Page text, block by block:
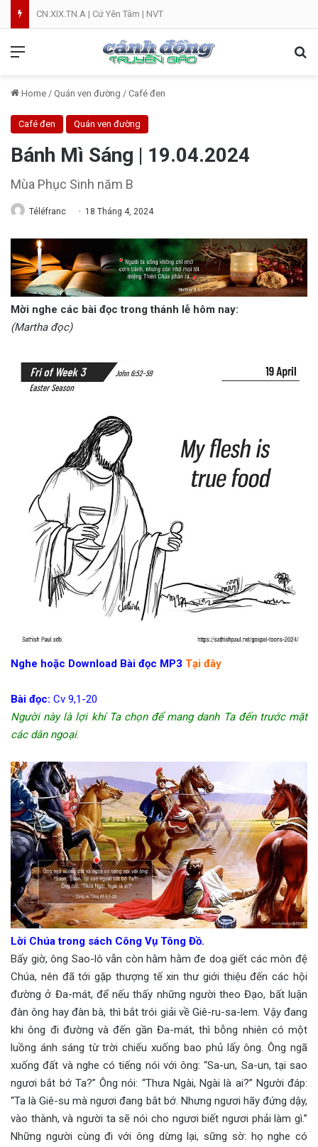
CN.XIX.TN.A | Cứ Yên Tâm | NVT
Home / Quán ven đường / Café đen
Café đen Quán ven đường
Bánh Mì Sáng | 19.04.2024
Mùa Phục Sinh năm B
Téléfranc 18 Tháng 4, 2024
Mời nghe các bài đọc trong thánh lễ hôm nay:
(Martha đọc)
Nghe hoặc Download Bài đọc MP3 Tại đây
Bài đọc: Cv 9,1-20
Người này là lợi khí Ta chọn để mang danh Ta đến trước mặt
các dân ngoại.
Lời Chúa trong sách Công Vụ Tông Đồ.
Bấy giờ, ông Sao-lô vẫn còn hằm hằm đe doạ giết các môn đệ
Chúa, nên đã tới gặp thượng tế xin thư giới thiệu đến các hội
đường ở Đa-mát, để nếu thấy những người theo Đạo, bất luận
đàn ông hay đàn bà, thì bắt trói giải về Giê-ru-sa-lem. Vậy đang
khi ông đi đường và đến gần Đa-mát, thì bỗng nhiên có một
luồng ánh sáng từ trời chiếu xuống bao phủ lấy ông. Ông ngã
xuống đất và nghe có tiếng nói với ông: “Sa-un, Sa-un, tại sao
ngươi bắt bớ Ta?” Ông nói: “Thưa Ngài, Ngài là ai?” Người đáp:
“Ta là Giê-su mà ngươi đang bắt bớ. Nhưng ngươi hãy đứng dậy,
vào thành, và người ta sẽ nói cho ngươi biết ngươi phải làm gì.”
Những người cùng đi với ông dừng lại, sững sờ: họ nghe có